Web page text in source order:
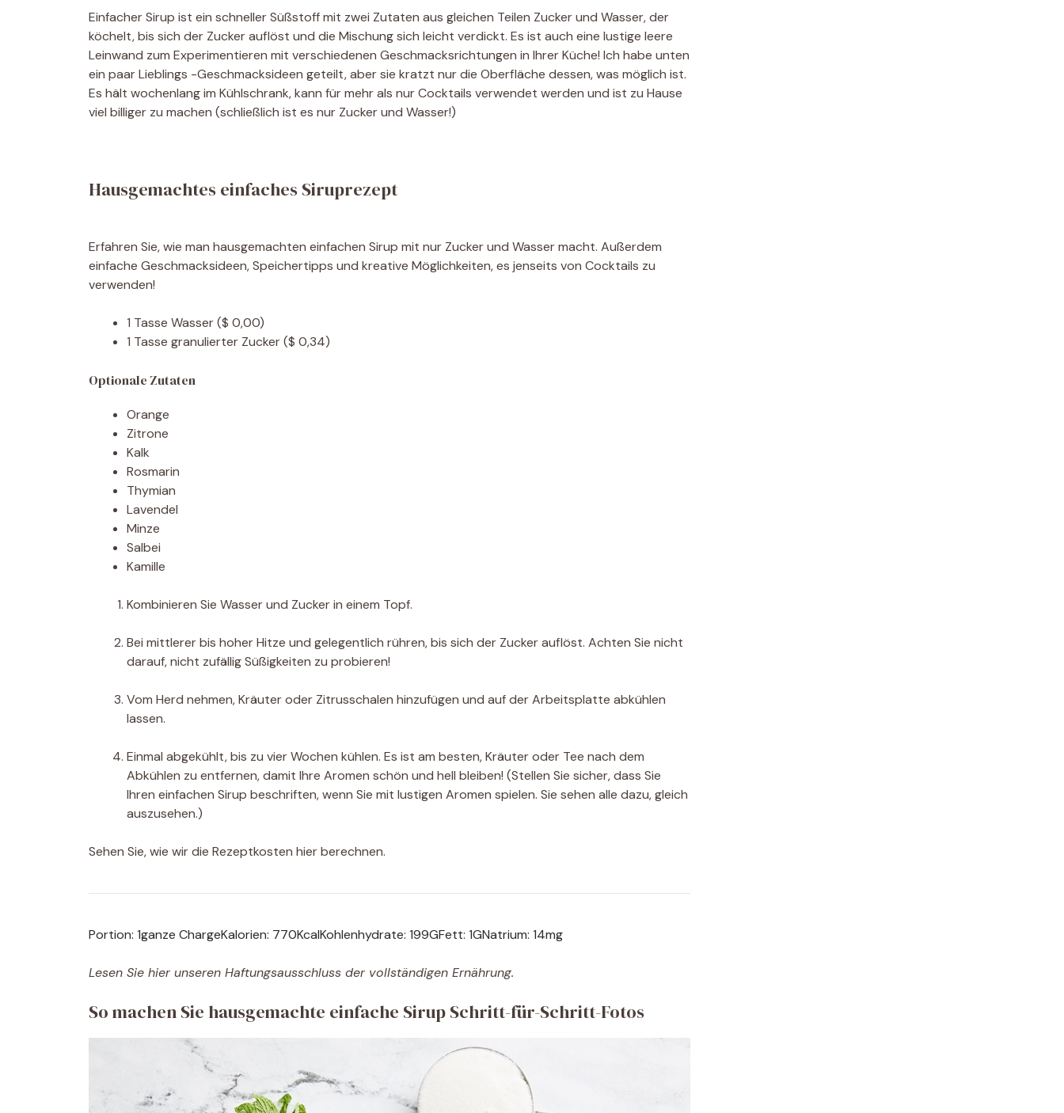
Einfacher Sirup ist ein schneller Süßstoff mit zwei Zutaten aus gleichen Teilen Zucker und Wasser, der
köchelt, bis sich der Zucker auflöst und die Mischung sich leicht verdickt. Es ist auch eine lustige leere
Leinwand zum Experimentieren mit verschiedenen Geschmacksrichtungen in Ihrer Küche! Ich habe unten
ein paar Lieblings -Geschmacksideen geteilt, aber sie kratzt nur die Oberfläche dessen, was möglich ist.
Es hält wochenlang im Kühlschrank, kann für mehr als nur Cocktails verwendet werden und ist zu Hause
viel billiger zu machen (schließlich ist es nur Zucker und Wasser!)
Hausgemachtes einfaches Siruprezept
Erfahren Sie, wie man hausgemachten einfachen Sirup mit nur Zucker und Wasser macht. Außerdem
einfache Geschmacksideen, Speichertipps und kreative Möglichkeiten, es jenseits von Cocktails zu
verwenden!
1 Tasse Wasser($ 0,00)
1 Tasse granulierter Zucker($ 0,34)
Optionale Zutaten
Orange
Zitrone
Kalk
Rosmarin
Thymian
Lavendel
Minze
Salbei
Kamille
Kombinieren Sie Wasser und Zucker in einem Topf.
Bei mittlerer bis hoher Hitze und gelegentlich rühren, bis sich der Zucker auflöst. Achten Sie nicht
darauf, nicht zufällig Süßigkeiten zu probieren!
Vom Herd nehmen, Kräuter oder Zitrusschalen hinzufügen und auf der Arbeitsplatte abkühlen
lassen.
Einmal abgekühlt, bis zu vier Wochen kühlen. Es ist am besten, Kräuter oder Tee nach dem
Abkühlen zu entfernen, damit Ihre Aromen schön und hell bleiben! (Stellen Sie sicher, dass Sie
Ihren einfachen Sirup beschriften, wenn Sie mit lustigen Aromen spielen. Sie sehen alle dazu, gleich
auszusehen.)
Sehen Sie, wie wir die Rezeptkosten hier berechnen.
Portion: 1ganze ChargeKalorien: 770KcalKohlenhydrate: 199GFett: 1GNatrium: 14mg
Lesen Sie hier unseren Haftungsausschluss der vollständigen Ernährung.
So machen Sie hausgemachte einfache Sirup Schritt-für-Schritt-Fotos